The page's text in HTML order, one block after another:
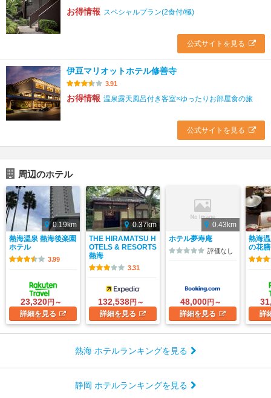
お得情報 スペシャルプラン(2食付/極)
公式サイトを見る
伊豆マリオットホテル修善寺
3.91
お得情報 温泉露天風呂付き客室×ゆったりお部屋食の旅
公式サイトを見る
周辺のホテル
0.19km
熱海温泉 熱海後楽園
ホテル
3.99
23,320円～
詳細を見る
0.37km
THE HIRAMATSU H
OTELS & RESORTS
熱海
3.31
132,538円～
詳細を見る
0.43km
ホテル夢寿庵
評価なし
48,000円～
詳細を見る
熱海
の花膳
詳
熱海 ホテルランキングを見る
静岡 ホテルランキングを見る